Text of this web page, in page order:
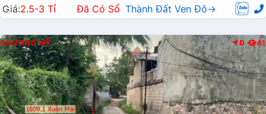
Giá:2.5-3 Tỉ Đã Có Sổ Thành Đất Ven Đô→
CHƯƠNG MỸ Đ 61